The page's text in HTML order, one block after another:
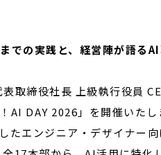
での実践と、経営陣が語る
締役社長 上級執行役員
DAY 2026」を開催いたし
エンジニア・デザイナー